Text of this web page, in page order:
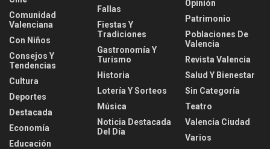
Comunidad
Valenciana
Con Niños
Consejos Y
Tendencias
Cultura
Deportes
Destacada
Economía
Educación
Fallas
Fiestas Y
Tradiciones
Gastronomía Y
Turismo
Historia
Lotería Y Sorteos
Música
Noticia Destacada
Del Día
Opinión
Patrimonio
Poblaciones De
Valencia
Revista Valencia
Salud Y Bienestar
Sin Categoría
Teatro
Valencia Ciudad
Varios